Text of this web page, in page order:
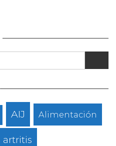
AIJ Alimentación
artritis